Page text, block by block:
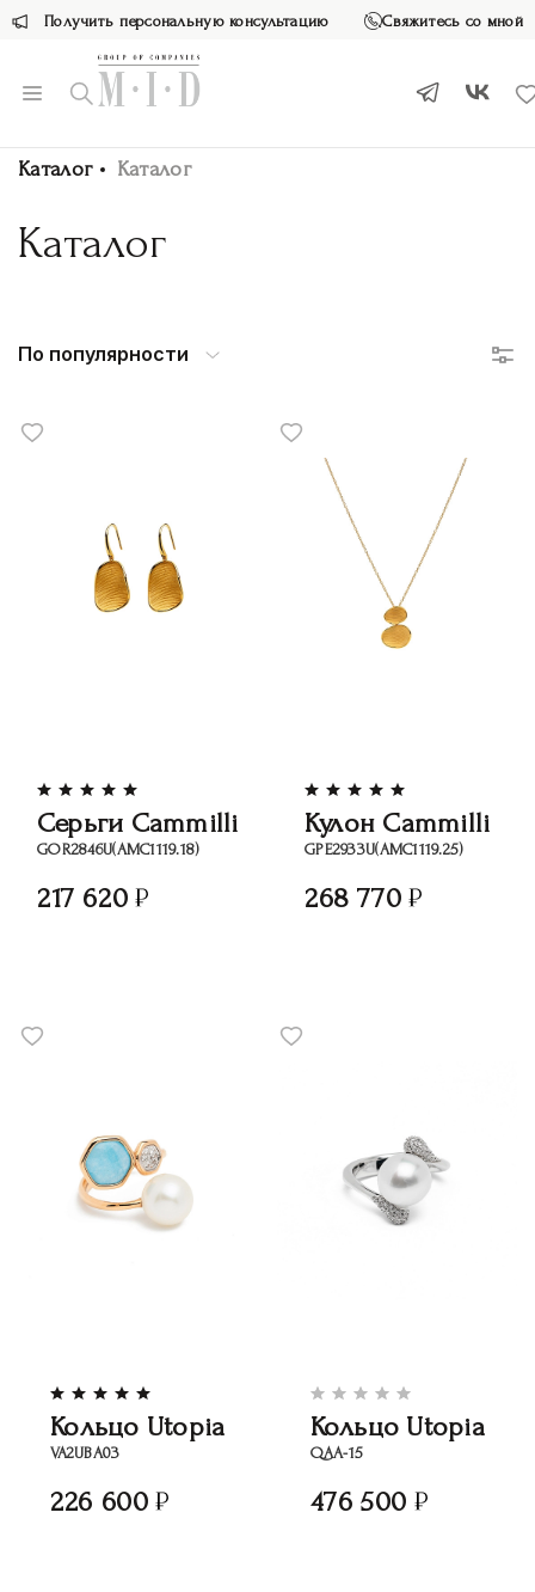
Получить персональную консультацию Свяжитесь со мной
Каталог Каталог
Каталог
По популярности
Серьги Cammilli
GOR2846U(АМС1119.18)
217 620
Кулон Cammilli
GРЕ2933U(АМС1119.25)
268 770
Кольцо Utopia
VA2UBA03
226 600
Кольцо Utopia
QAA-15
476 500